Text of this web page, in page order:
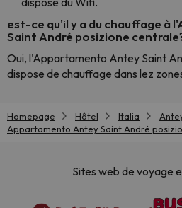
est-ce qu'il y a du chauffage à
Saint André posizione
Oui, l'Appartamento Antey Saint
dispose de chauffage dans lez
Homepage Hôtel Italia
Appartamento Antey Saint André
Sites web de voyage